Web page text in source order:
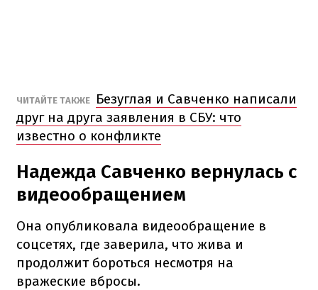
ЧИТАЙТЕ ТАКЖЕ
Безуглая и Савченко написали
друг на друга заявления в СБУ: что
известно о конфликте
Надежда Савченко вернулась с
видеообращением
Она опубликовала видеообращение в
соцсетях, где заверила, что жива и
продолжит бороться несмотря на
вражеские вбросы.